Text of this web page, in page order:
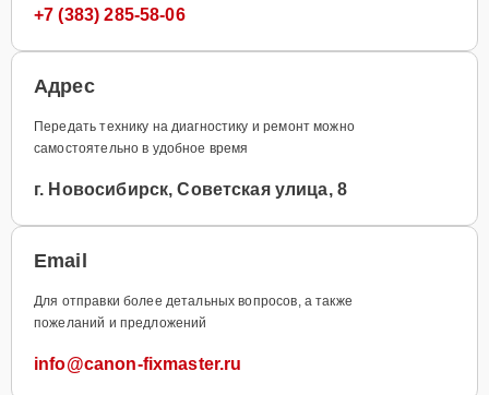
+7 (383) 285-58-06
Адрес
Передать технику на диагностику и ремонт можно
самостоятельно в удобное время
г. Новосибирск, Советская улица, 8
Email
Для отправки более детальных вопросов, а также
пожеланий и предложений
info@canon-fixmaster.ru